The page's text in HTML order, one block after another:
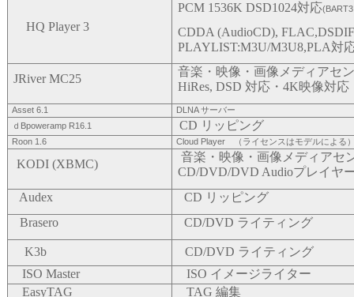
HQ Player 3
PCM 1536K DSD1024対応
CDDA (AudioCD),
PLAYLIST:M3U/M3U8,PLA対
JRiver MC25
音楽・映像・画像メディアセ
HiRes, DSD 対応・4K映像対応
Asset 6.1
DLNA サーバー
ｄBpoweramp R16.1
CD リッピング
Roon 1.6 Cloud Player （ライセンスはモデルによる
KODI (XBMC)
音楽・映像・画像メディアセ
CD/DVD/DVD Audioプレイ
Audex
CD リッピング
Brasero
CD/DVD ライティング
K3b
CD/DVD ライティング
ISO Master
ISO イメージライター
EasyTAG
TAG 編集